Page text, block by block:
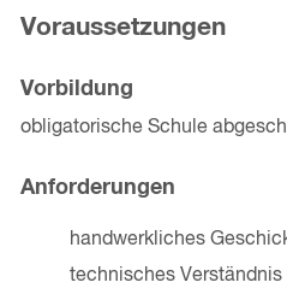
Voraussetzungen
Vorbildung
obligatorische Schule
Anforderungen
handwerkliches
technisches Verständnis